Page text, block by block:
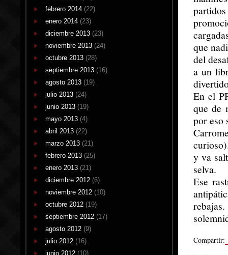
febrero 2014 (22)
enero 2014 (23)
diciembre 2013 (23)
noviembre 2013 (24)
octubre 2013 (28)
septiembre 2013 (16)
agosto 2013 (19)
julio 2013 (24)
junio 2013 (19)
mayo 2013 (4)
abril 2013 (22)
marzo 2013 (21)
febrero 2013 (25)
enero 2013 (21)
diciembre 2012 (6)
noviembre 2012 (10)
octubre 2012 (19)
septiembre 2012 (17)
agosto 2012 (9)
julio 2012 (16)
junio 2012 (10)
que
del
a un
En el
que de
por eso
y va
selva.
Ese
Compartir: